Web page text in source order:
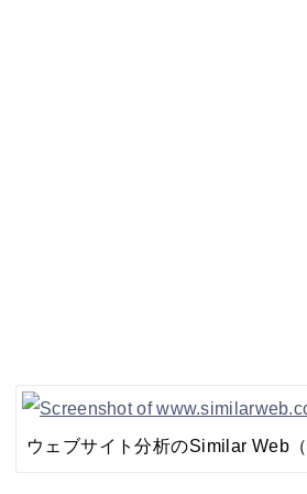
ウェブサイト分析のSimilar Web（